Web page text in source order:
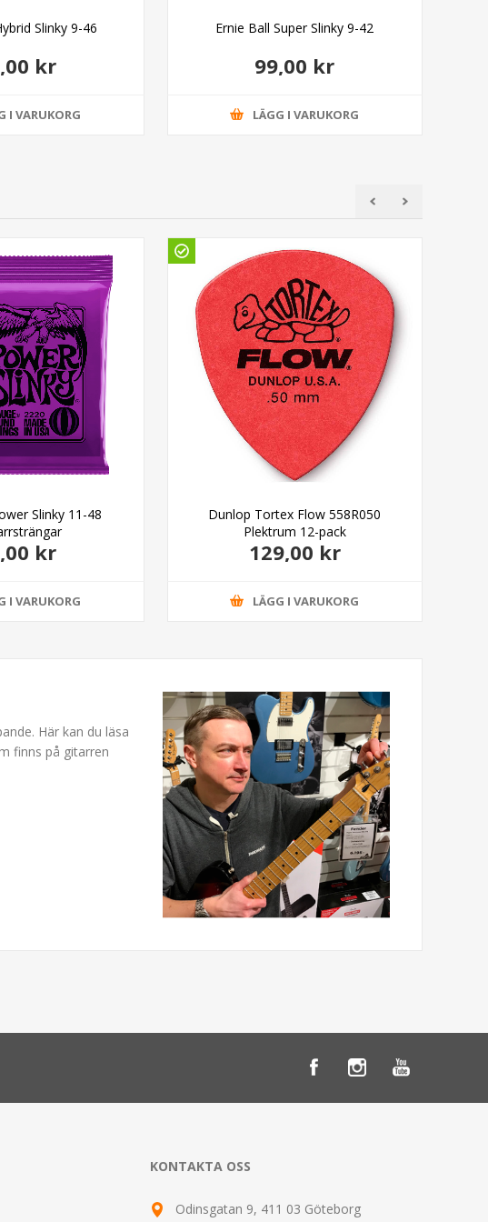
Slinky 9-46
kr
I VARUKORG
Ernie Ball Super Slinky 9-42
99,00 kr
LÄGG I VARUKORG
Slinky 11-48
kr
I VARUKORG
Dunlop Tortex Flow 558R050
Plektrum 12-pack
129,00 kr
LÄGG I VARUKORG
Här kan du läsa
finns på gitarren
KONTAKTA OSS
Odinsgatan 9, 411 03 Göteborg